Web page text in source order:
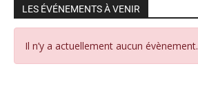
LES ÉVÉNEMENTS À VENIR
Il n’y a actuellement aucun évènement.